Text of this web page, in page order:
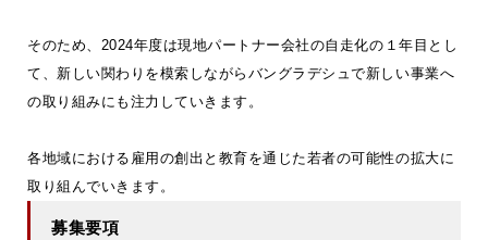
そのため、2024年度は現地パートナー会社の自走化の１年目とし
て、新しい関わりを模索しながらバングラデシュで新しい事業へ
の取り組みにも注力していきます。
各地域における雇用の創出と教育を通じた若者の可能性の拡大に
取り組んでいきます。
募集要項